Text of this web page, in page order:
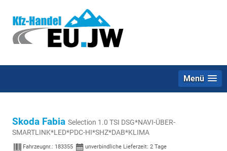
Menü
Skoda Fabia Selection 1.0 TSI DSG*NAVI-ÜBER-
SMARTLINK*LED*PDC-HI*SHZ*DAB*KLIMA
Fahrzeugnr.: 183355 unverbindliche Lieferzeit: 2 Tage